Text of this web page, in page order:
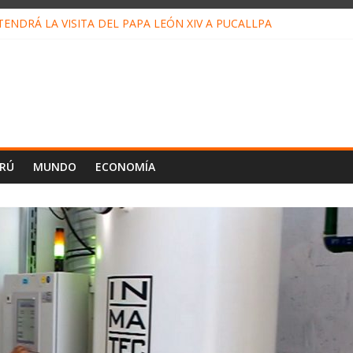
LA VISITA DEL PAPA LEÓN XIV A PUCALLPA
MUNDO ECONOMÍA